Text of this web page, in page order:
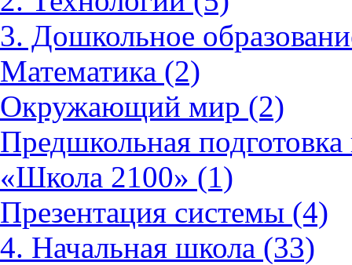
3. Дошкольное
Математика (2)
Окружающий мир (2)
Предшкольная
«Школа 2100» (1)
Презентация системы (4)
4. Начальная школа (33)